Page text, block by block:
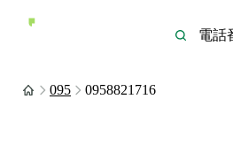
095 0958821716